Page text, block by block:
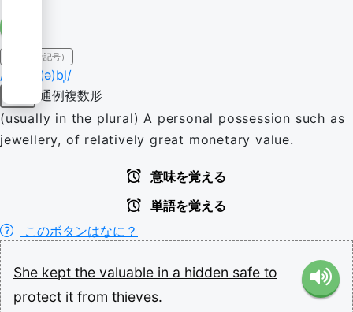
IPA（発音記号）
/ˈvælju(ə)bl̩/
通例複数形
(usually in the plural) A personal possession such as
jewellery, of relatively great monetary value.
意味を覚える
単語を覚える
このボタンはなに？
She kept the valuable in a hidden safe to
protect it from thieves.